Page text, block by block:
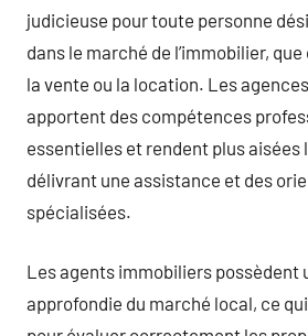
judicieuse pour toute personne
dans le marché de l’immobilier,
la vente ou la location. Les
apportent des compétences
essentielles et rendent plus aisées
délivrant une assistance et des
spécialisées.
Les agents immobiliers possèdent
approfondie du marché local, ce